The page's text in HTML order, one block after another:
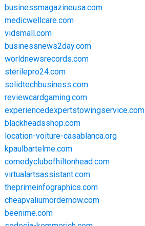
businessmagazineusa.com
medicwellcare.com
vidsmall.com
businessnews2day.com
worldnewsrecords.com
sterilepro24.com
solidtechbusiness.com
reviewcardgaming.com
experiencedexpertstowingservice.com
blackheadsshop.com
location-voiture-casablanca.org
kpaulbartelme.com
comedyclubofhiltonhead.com
virtualartsassistant.com
theprimeinfographics.com
cheapvaliumordernow.com
beenime.com